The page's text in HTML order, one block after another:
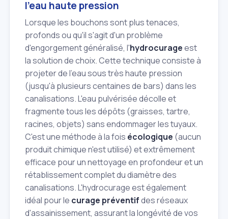
l'eau haute pression
Lorsque les bouchons sont plus tenaces,
profonds ou qu'il s'agit d'un problème
d'engorgement généralisé, l'hydrocurageest
la solution de choix. Cette technique consiste à
projeter de l'eau sous très haute pression
(jusqu'à plusieurs centaines de bars) dans les
canalisations. L'eau pulvérisée décolle et
fragmente tous les dépôts (graisses, tartre,
racines, objets) sans endommager les tuyaux.
C'est une méthode à la fois écologique (aucun
produit chimique n'est utilisé) et extrêmement
efficace pour un nettoyage en profondeur et un
rétablissement complet du diamètre des
canalisations. L'hydrocurage est également
idéal pour le curage préventifdes réseaux
d'assainissement, assurant la longévité de vos